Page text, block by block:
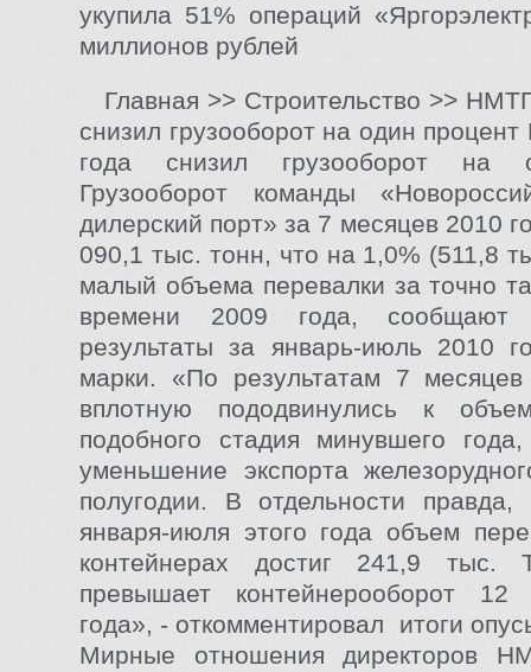
укупила 51% операций
миллионов рублей
Главная >> Строительство >>
снизил грузооборот на один
года снизил грузооборот на
Грузооборот команды
дилерский порт» за 7 месяцев 2010
090,1 тыс. тонн, что на 1,0% (511,8
малый объема перевалки за точно
времени 2009 года, сообщают
результаты за январь-июль 2010
марки. «По результатам 7
вплотную пододвинулись к
подобного стадия минувшего
уменьшение экспорта
полугодии. В отдельности
января-июля этого года объем
контейнерах достиг 241,9 тыс.
превышает контейнерооборот
года», - откомментировал итоги
Мирные отношения директоров